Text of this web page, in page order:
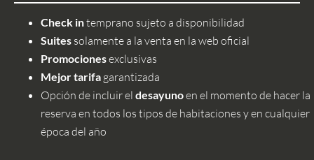
Check intemprano sujeto a disponibilidad
Suites solamente a la venta en la web oficial
Promocionesexclusivas
Mejor tarifa garantizada
Opción de incluir el desayunoen el momento de hacer la
reserva en todos los tipos de habitaciones y en cualquier
época del año